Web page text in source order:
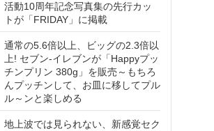
活動10周年記念写真集の先行カッ
トが「FRIDAY」に掲載
通常の5.6倍以上、ビッグの2.3倍以
上! セブン‐イレブンが「Happyプッ
チンプリン 380g」を販売～もちろ
んプッチンして、お皿に移してプル
ル～ンと楽しめる
地上波では見られない、新感覚セク